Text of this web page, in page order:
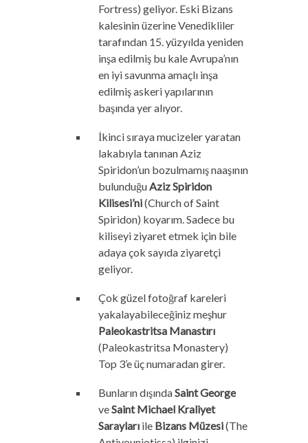
Fortress) geliyor. Eski Bizans
kalesinin üzerine Venedikliler
tarafından 15. yüzyılda yeniden
inşa edilmiş bu kale Avrupa’nın
en iyi savunma amaçlı inşa
edilmiş askeri yapılarının
başında yer alıyor.
İkinci sıraya mucizeler yaratan
lakabıyla tanınan Aziz
Spiridon’un bozulmamış naaşının
bulunduğuAziz Spiridon
Kilisesi’ni(Church of Saint
Spiridon) koyarım. Sadece bu
kiliseyi ziyaret etmek için bile
adaya çok sayıda ziyaretçi
geliyor.
Çok güzel fotoğraf kareleri
yakalayabileceğiniz meşhur
Paleokastritsa Manastırı
(Paleokastritsa Monastery)
Top 3’e üç numaradan girer.
Bunların dışındaSaint George
veSaint Michael Kraliyet
Saraylarıile Bizans Müzesi(The